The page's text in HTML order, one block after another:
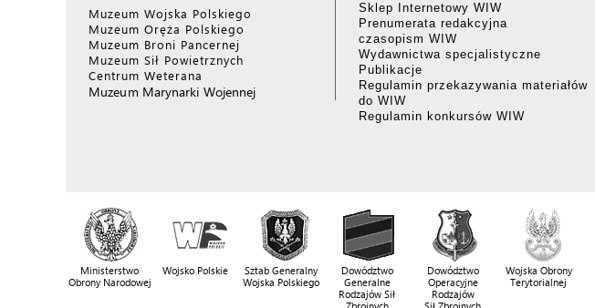
Muzeum Wojska Polskiego
Muzeum Oręża Polskiego
Muzeum Broni Pancernej
Muzeum Sił Powietrznych
Centrum Weterana
Muzeum Marynarki Wojennej
Sklep Internetowy WIW
Prenumerata redakcyjna
czasopism WIW
Wydawnictwa specjalistyczne
Publikacje
Regulamin przekazywania materiałów
do WIW
Regulamin konkursów WIW
Ministerstwo
Obrony Narodowej
Wojsko Polskie
Sztab Generalny
Wojska Polskiego
Dowództwo
Generalne
Rodzajów Sił
Dowództwo
Operacyjne
Rodzajów
Wojska Obrony
Terytorialnej